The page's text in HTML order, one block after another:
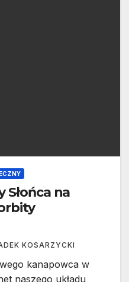
Słońca na
KOSARZYCKI
kanapowca w
naszego układu